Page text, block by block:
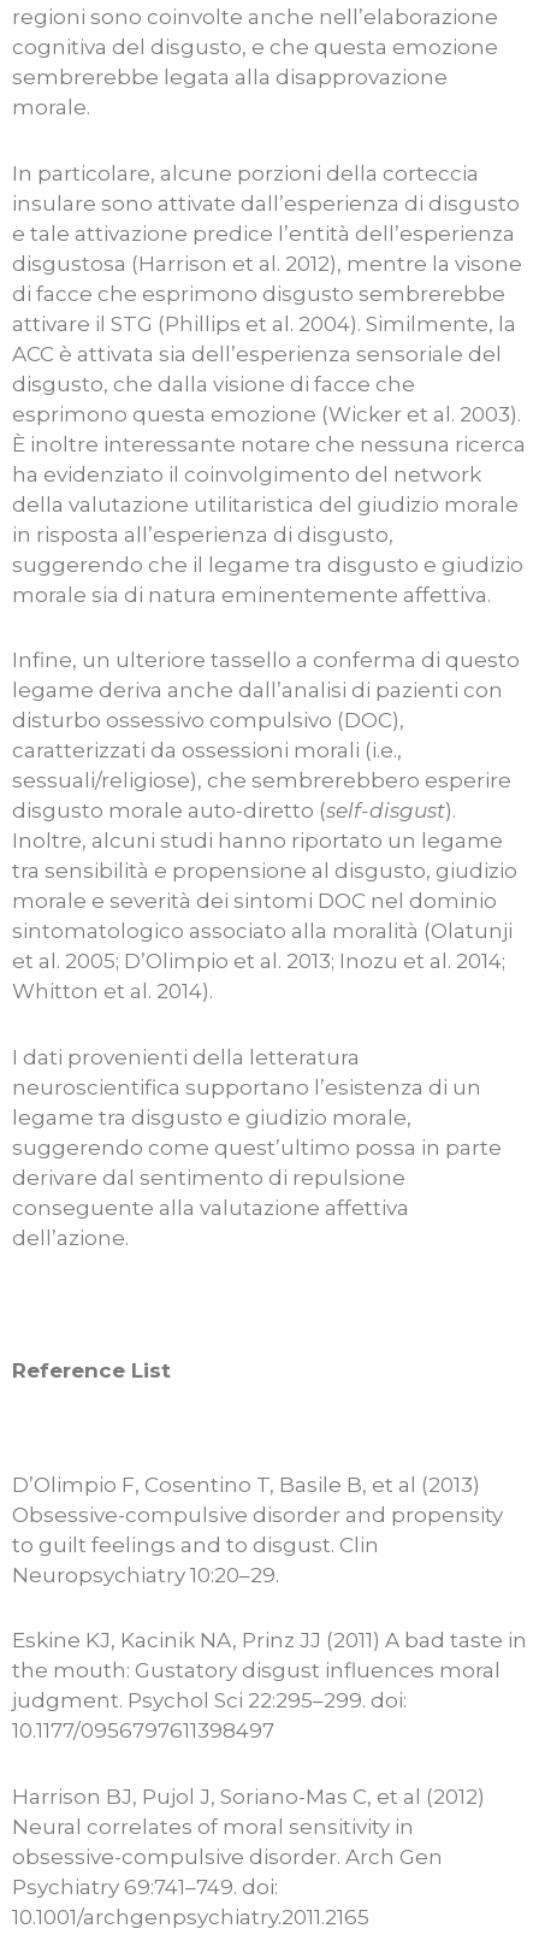
regioni sono coinvolte anche nell’elaborazione
cognitiva del disgusto, e che questa emozione
sembrerebbe legata alla disapprovazione
morale.
In particolare, alcune porzioni della corteccia
insulare sono attivate dall’esperienza di disgusto
e tale attivazione predice l’entità dell’esperienza
disgustosa (Harrison et al. 2012), mentre la visone
di facce che esprimono disgusto sembrerebbe
attivare il STG (Phillips et al. 2004). Similmente, la
ACC è attivata sia dell’esperienza sensoriale del
disgusto, che dalla visione di facce che
esprimono questa emozione (Wicker et al. 2003).
È inoltre interessante notare che nessuna ricerca
ha evidenziato il coinvolgimento del network
della valutazione utilitaristica del giudizio morale
in risposta all’esperienza di disgusto,
suggerendo che il legame tra disgusto e giudizio
morale sia di natura eminentemente affettiva.
Infine, un ulteriore tassello a conferma di questo
legame deriva anche dall’analisi di pazienti con
disturbo ossessivo compulsivo (DOC),
caratterizzati da ossessioni morali (i.e.,
sessuali/religiose), che sembrerebbero esperire
disgusto morale auto-diretto (self-disgust).
Inoltre, alcuni studi hanno riportato un legame
tra sensibilità e propensione al disgusto, giudizio
morale e severità dei sintomi DOC nel dominio
sintomatologico associato alla moralità (Olatunji
et al. 2005; D’Olimpio et al. 2013; Inozu et al. 2014;
Whitton et al. 2014).
I dati provenienti della letteratura
neuroscientifica supportano l’esistenza di un
legame tra disgusto e giudizio morale,
suggerendo come quest’ultimo possa in parte
derivare dal sentimento di repulsione
conseguente alla valutazione affettiva
dell’azione.
Reference List
D’Olimpio F, Cosentino T, Basile B, et al (2013)
Obsessive-compulsive disorder and propensity
to guilt feelings and to disgust. Clin
Neuropsychiatry 10:20–29.
Eskine KJ, Kacinik NA, Prinz JJ (2011) A bad taste in
the mouth: Gustatory disgust influences moral
judgment. Psychol Sci 22:295–299. doi:
10.1177/0956797611398497
Harrison BJ, Pujol J, Soriano-Mas C, et al (2012)
Neural correlates of moral sensitivity in
obsessive-compulsive disorder. Arch Gen
Psychiatry 69:741–749. doi:
10.1001/archgenpsychiatry.2011.2165